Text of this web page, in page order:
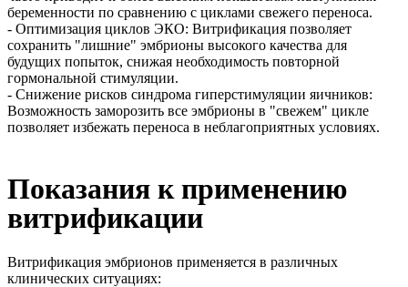
беременности по сравнению с циклами свежего переноса.
- Оптимизация циклов ЭКО: Витрификация позволяет
сохранить "лишние" эмбрионы высокого качества для
будущих попыток, снижая необходимость повторной
гормональной стимуляции.
- Снижение рисков синдрома гиперстимуляции яичников:
Возможность заморозить все эмбрионы в "свежем" цикле
позволяет избежать переноса в неблагоприятных условиях.
Показания к применению
витрификации
Витрификация эмбрионов применяется в различных
клинических ситуациях: